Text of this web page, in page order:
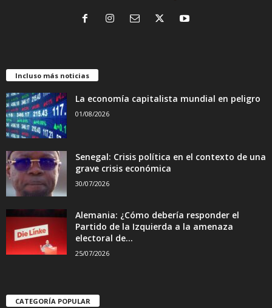
Incluso más noticias
La economía capitalista mundial en peligro
01/08/2026
Senegal: Crisis política en el contexto de una
grave crisis económica
30/07/2026
Alemania: ¿Cómo debería responder el
Partido de la Izquierda a la amenaza
electoral de...
25/07/2026
CATEGORÍA POPULAR